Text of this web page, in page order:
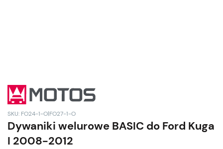
SKU: FO24-1-O|FO27-1-O
Dywaniki welurowe BASIC do Ford Kuga
I 2008-2012